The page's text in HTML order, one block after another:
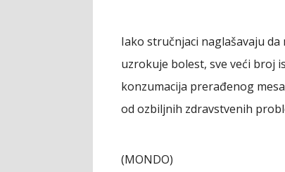
Iako stručnjaci naglašavaju
uzrokuje bolest, sve veći broj
konzumacija prerađenog
od ozbiljnih zdravstvenih
(MONDO)